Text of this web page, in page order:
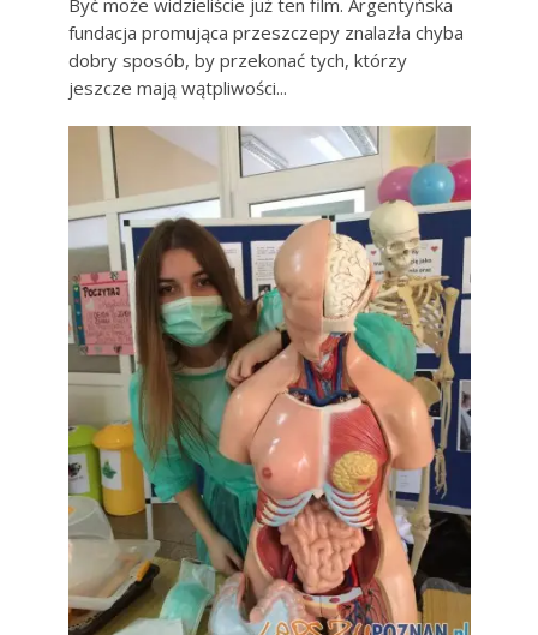
fundacja promująca przeszczepy znalazła chyba
dobry sposób, by przekonać tych, którzy
jeszcze mają wątpliwości...